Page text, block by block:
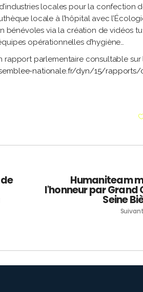
locales pour la confection
locale à l’hôpital avec
bénévoles via la création de vidéos
opérationnelles d’hygiène…
rapport parlementaire consultable sur
nationale.fr/dyn/15/rapports/
Humaniteam
l'honneur par Grand
Seine
Suivant